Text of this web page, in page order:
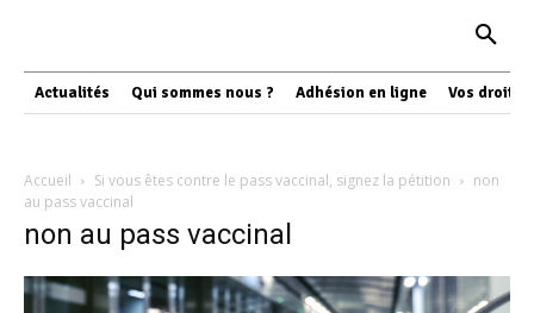
Actualités Qui sommes nous ? Adhésion en ligne Vos droits
Accueil Si vous êtes contre le pass vaccinal, signez la pétition
non
au pass vaccinal
non au pass vaccinal